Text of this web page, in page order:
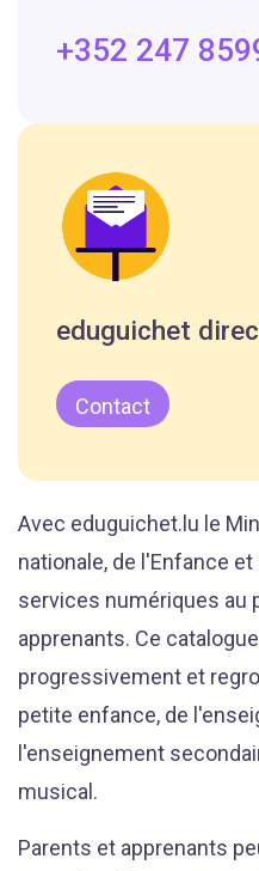
+352 247
eduguichet
Contact
Avec eduguichet.lu le
nationale, de l'Enfance
services numériques au
apprenants. Ce
progressivement et
petite enfance, de
l'enseignement
musical.
Parents et apprenants